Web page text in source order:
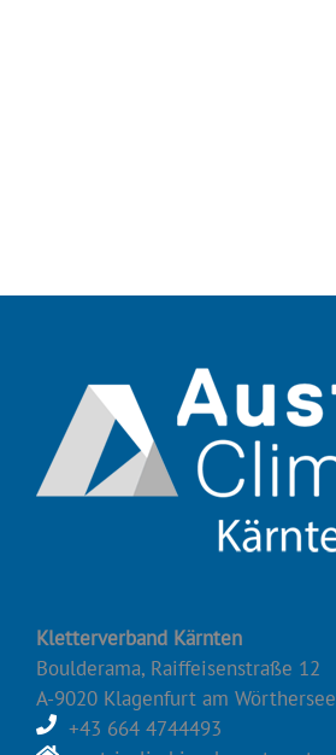
Kletterverband Kärnten
Boulderama, Raiffeisenstraße 12
A-9020 Klagenfurt am Wörthersee
+43 664 4744493